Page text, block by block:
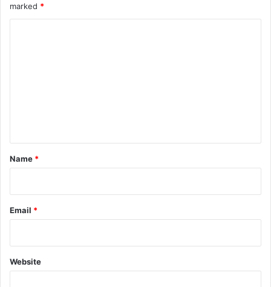
marked *
*
Name *
Email *
Website